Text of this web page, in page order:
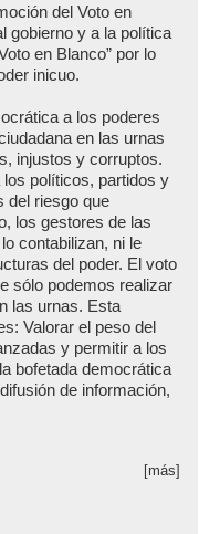
del Voto en
gobierno y a la política
en Blanco” por lo
inicuo.
a los poderes
en las urnas
injustos y corruptos.
políticos, partidos y
del riesgo que
los gestores de las
contabilizan, ni le
del poder. El voto
sólo podemos realizar
las urnas. Esta
Valorar el peso del
y permitir a los
bofetada democrática
de información,
[más]